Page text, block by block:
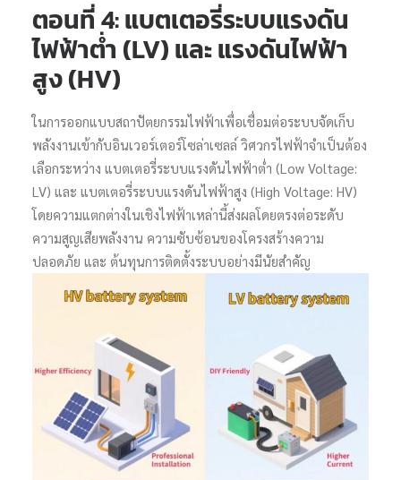
Search
ตอนที่ 4: แบตเตอรี่ระบบแรงดัน
ไฟฟ้าต่ำ (LV) และ แรงดันไฟฟ้า
สูง (HV)
ในการออกแบบสถาปัตยกรรมไฟฟ้าเพื่อเชื่อมต่อระบบจัดเก็บ
พลังงานเข้ากับอินเวอร์เตอร์โซล่าเซลล์ วิศวกรไฟฟ้าจำเป็นต้อง
เลือกระหว่าง แบตเตอรี่ระบบแรงดันไฟฟ้าต่ำ (Low Voltage:
LV) และ แบตเตอรี่ระบบแรงดันไฟฟ้าสูง (High Voltage: HV)
โดยความแตกต่างในเชิงไฟฟ้าเหล่านี้ส่งผลโดยตรงต่อระดับ
ความสูญเสียพลังงาน ความซับซ้อนของโครงสร้างความ
ปลอดภัย และ ต้นทุนการติดตั้งระบบอย่างมีนัยสำคัญ